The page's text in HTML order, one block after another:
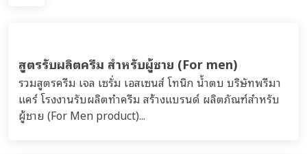
สูตรรับผลิตครีม สำหรับผู้ชาย (For men)
รวมสูตรครีม เจล เซรั่ม เอสเซนส์ โทนิก น้ำตบ บริษัทพรีมา
แคร์ โรงงานรับผลิตทำครีม สร้างแบรนด์ ผลิตภัณฑ์สำหรับ
ผู้ชาย (For Men product)...